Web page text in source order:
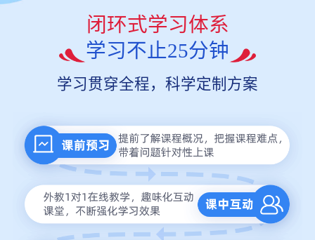
闭环式学习体系
学习不止25分钟
学习贯穿全程，科学定制方案